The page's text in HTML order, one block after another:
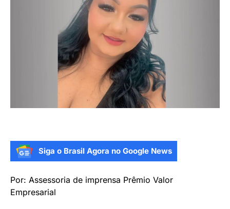
Siga o Brasil Agora no Google News
Por: Assessoria de imprensa Prêmio Valor
Empresarial